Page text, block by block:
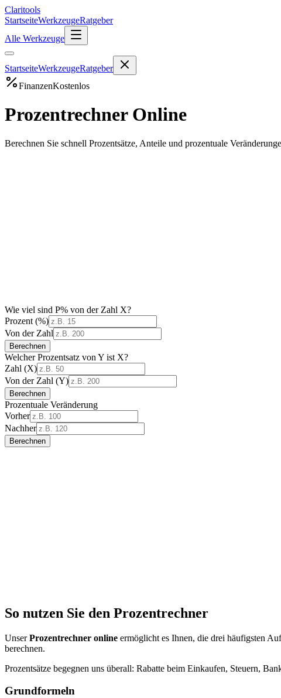
Claritools
StartseiteWerkzeugeRatgeber
Alle Werkzeuge
StartseiteWerkzeugeRatgeber
FinanzenKostenlos
Prozentrechner Online
Berechnen Sie schnell Prozentsätze, Anteile und prozentuale
Wie viel sind P% von der Zahl X?
Prozent (%)
Von der Zahl
Berechnen
Welcher Prozentsatz von Y ist X?
Zahl (X)
Von der Zahl (Y)
Berechnen
Prozentuale Veränderung
Vorher
Nachher
Berechnen
So nutzen Sie den Prozentrechner
UnserProzentrechner online ermöglicht es Ihnen, die drei häufigsten
berechnen.
Prozentsätze begegnen uns überall: Rabatte beim Einkaufen, Steuern,
Grundformeln